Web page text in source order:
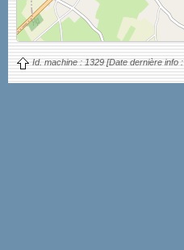
Id. machine : 1329 [Date dernière info :